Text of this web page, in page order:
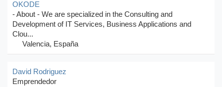
OKODE
- About - We are specialized in the Consulting and
Development of IT Services, Business Applications and
Clou...
Valencia, España
David Rodriguez
Emprendedor